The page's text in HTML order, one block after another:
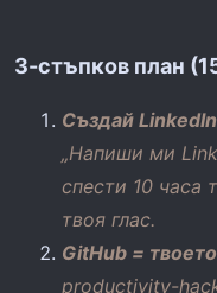
3-стъпков план
Създай
„Напиши ми
спести 10 часа
твоя глас.
GitHub =
productivity-